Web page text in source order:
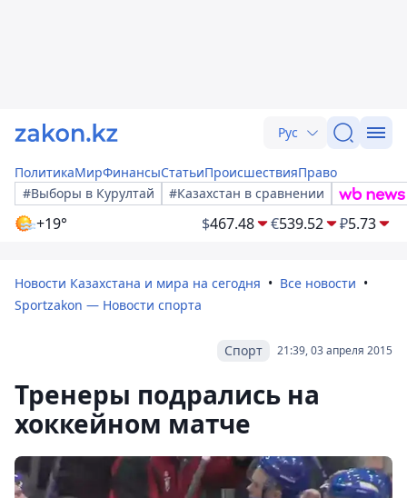
Рус
ПолитикаМирФинансыСтатьиПроисшествияПраво
#Выборы в Курултай
#Казахстан в сравнении
+19° $467.48 €539.52 ₽5.73
Новости Казахстана и мира на сегодня
Все новости
Sportzakon — Новости спорта
21:39, 03 апреля 2015
Спорт
Тренеры подрались на
хоккейном матче